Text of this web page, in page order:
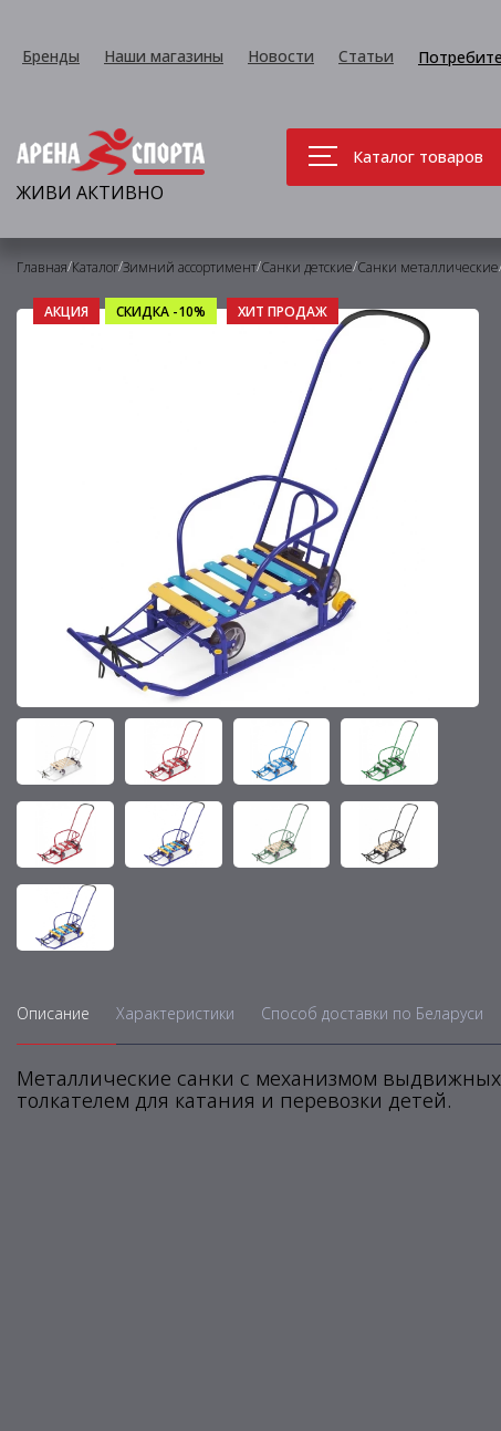
Бренды Наши магазины Новости Статьи
ЖИВИ АКТИВНО
Каталог товаров
Главная/Каталог/Зимний ассортимент/Санки детские/Санки металлические
АКЦИЯ СКИДКА -10% ХИТ ПРОДАЖ
Описание Характеристики Способ доставки по Беларуси
Металлические санки с механизмом
толкателем для катания и перевозки детей.